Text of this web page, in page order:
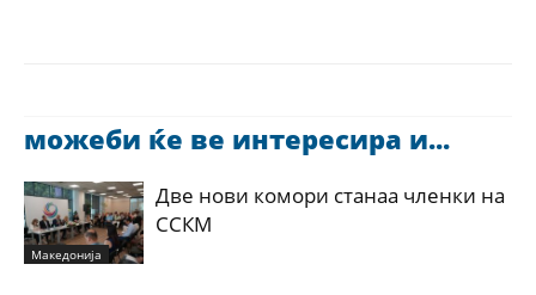
можеби ќе ве интересира и...
Македонија
Две нови комори станаа членки на
ССКМ